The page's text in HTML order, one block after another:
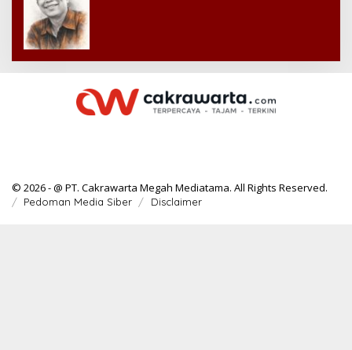
© 2026 - @ PT. Cakrawarta Megah Mediatama. All Rights Reserved.
Pedoman Media Siber Disclaimer